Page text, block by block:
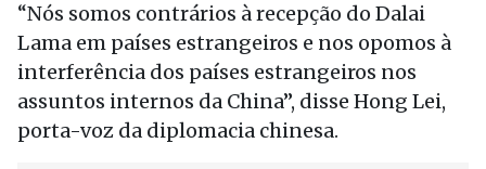
“Nós somos contrários à recepção do Dalai
Lama em países estrangeiros e nos opomos à
interferência dos países estrangeiros nos
assuntos internos da China”, disse Hong Lei,
porta-voz da diplomacia chinesa.